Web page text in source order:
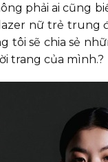
phải ai cũng
nữ trẻ
tôi sẽ chia sẻ
trang của mình.?